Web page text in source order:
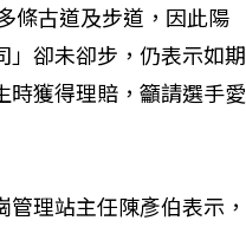
條古道及步道，因此陽
」卻未卻步，仍表示如期
時獲得理賠，籲請選手愛
理站主任陳彥伯表示，